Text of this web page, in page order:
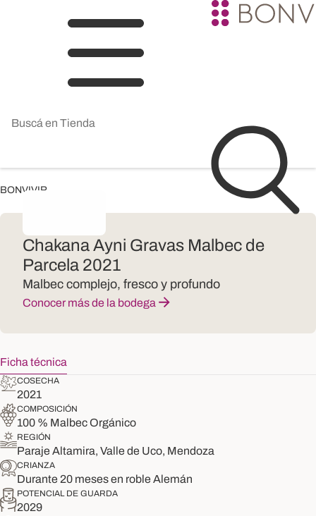
BONVIVIR
Chakana Ayni Gravas Malbec de
Parcela 2021
Malbec complejo, fresco y profundo
Conocer más de la bodega
Ficha técnica
COSECHA
2021
COMPOSICIÓN
100 % Malbec Orgánico
REGIÓN
Paraje Altamira, Valle de Uco, Mendoza
CRIANZA
Durante 20 meses en roble Alemán
POTENCIAL DE GUARDA
2029